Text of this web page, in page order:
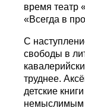
время театр
«Всегда в
С
свободы в
труднее.
детские
немыслимым